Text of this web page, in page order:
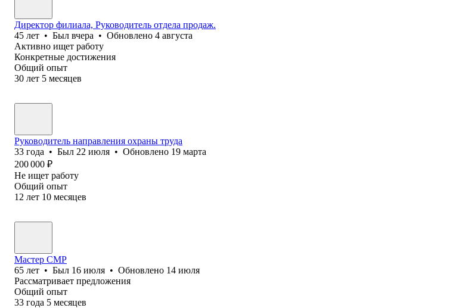
Директор филиала, Руководитель отдела продаж.
45 лет • Был вчера • Обновлено 4 августа
Активно ищет работу
Конкретные достижения
Общий опыт
30 лет 5 месяцев
Руководитель направления охраны труда
33 года • Был 22 июля • Обновлено 19 марта
200 000 ₽
Не ищет работу
Общий опыт
12 лет 10 месяцев
Мастер СМР
65 лет • Был 16 июля • Обновлено 14 июля
Рассматривает предложения
Общий опыт
33 года 5 месяцев